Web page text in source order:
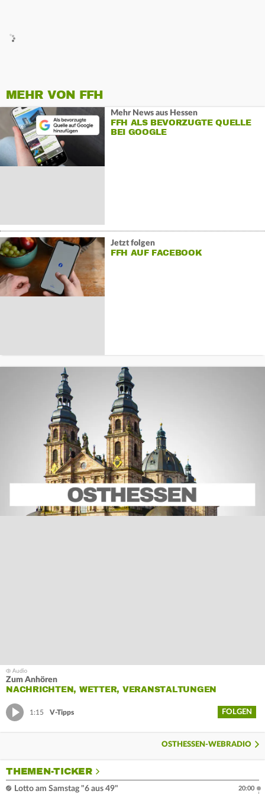
MEHR VON FFH
Mehr News aus Hessen
FFH ALS BEVORZUGTE QUELLE
BEI GOOGLE
Jetzt folgen
FFH AUF FACEBOOK
Zum Anhören
NACHRICHTEN, WETTER, VERANSTALTUNGEN
1:15 V-Tipps FOLGEN
OSTHESSEN-WEBRADIO
THEMEN-TICKER
Lotto am Samstag "6 aus 49"
20:00